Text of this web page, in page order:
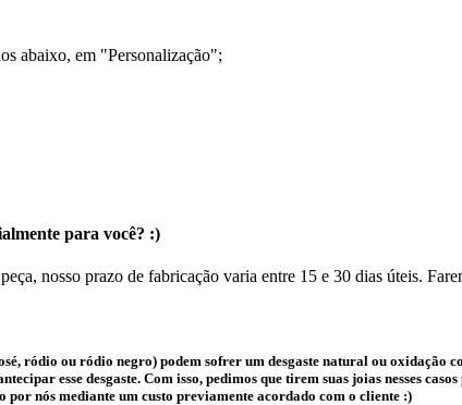
abaixo, em "Personalização";
para você? :)
nosso prazo de fabricação varia entre 15 e 30 dias úteis.
ródio ou ródio negro) podem sofrer um desgaste natural ou oxidação
esse desgaste. Com isso, pedimos que tirem suas joias nesses
por nós mediante um custo previamente acordado com o cliente :)